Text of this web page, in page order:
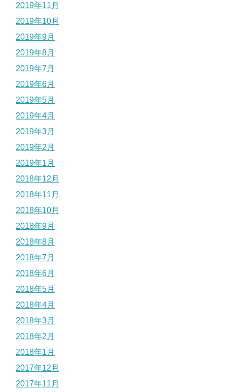
2019年11月
2019年10月
2019年9月
2019年8月
2019年7月
2019年6月
2019年5月
2019年4月
2019年3月
2019年2月
2019年1月
2018年12月
2018年11月
2018年10月
2018年9月
2018年8月
2018年7月
2018年6月
2018年5月
2018年4月
2018年3月
2018年2月
2018年1月
2017年12月
2017年11月